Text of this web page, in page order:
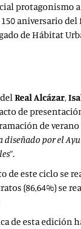
protagonismo
aniversario
de Hábitat
Real Alcázar,
de
de
por el
”.
de este ciclo
(86,64%)
de esta